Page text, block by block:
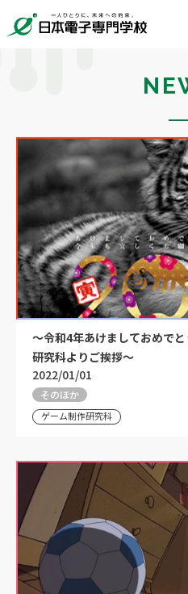
～令和4年あけましておめで
研究科よりご挨拶～
2022/01/01
そのほか
ゲーム制作研究科